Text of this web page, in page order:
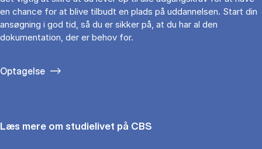
en chance for at blive tilbudt en plads på uddannelsen. Start din
ansøgning i god tid, så du er sikker på, at du har al den
dokumentation, der er behov for.
Optagelse
Læs mere om studielivet på CBS